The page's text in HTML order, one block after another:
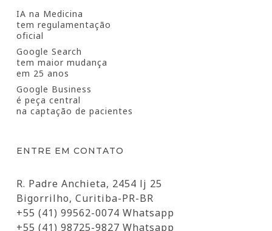
IA na Medicina
tem regulamentação
oficial
Google Search
tem maior mudança
em 25 anos
Google Business
é peça central
na captação de pacientes
ENTRE EM CONTATO
R. Padre Anchieta, 2454 lj 25
Bigorrilho, Curitiba-PR-BR
+55 (41) 99562-0074 Whatsapp
+55 (41) 98725-9827 Whatsapp